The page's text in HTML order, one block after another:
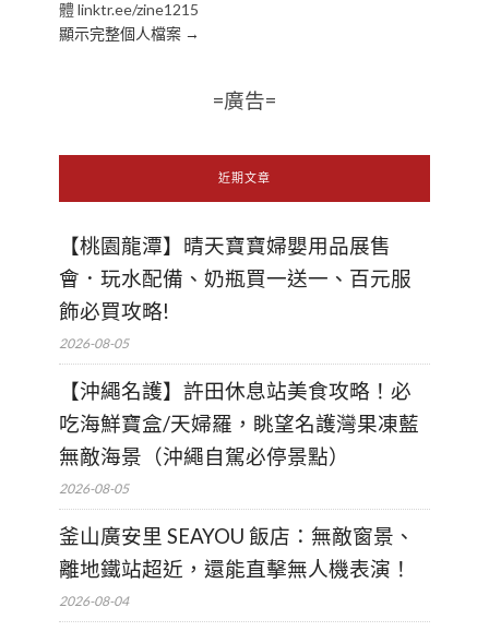
體 linktr.ee/zine1215
顯示完整個人檔案 →
=廣告=
近期文章
【桃園龍潭】晴天寶寶婦嬰用品展售
會．玩水配備、奶瓶買一送一、百元服
飾必買攻略!
2026-08-05
【沖繩名護】許田休息站美食攻略！必
吃海鮮寶盒/天婦羅，眺望名護灣果凍藍
無敵海景（沖繩自駕必停景點）
2026-08-05
釜山廣安里 SEAYOU 飯店：無敵窗景、
離地鐵站超近，還能直擊無人機表演！
2026-08-04